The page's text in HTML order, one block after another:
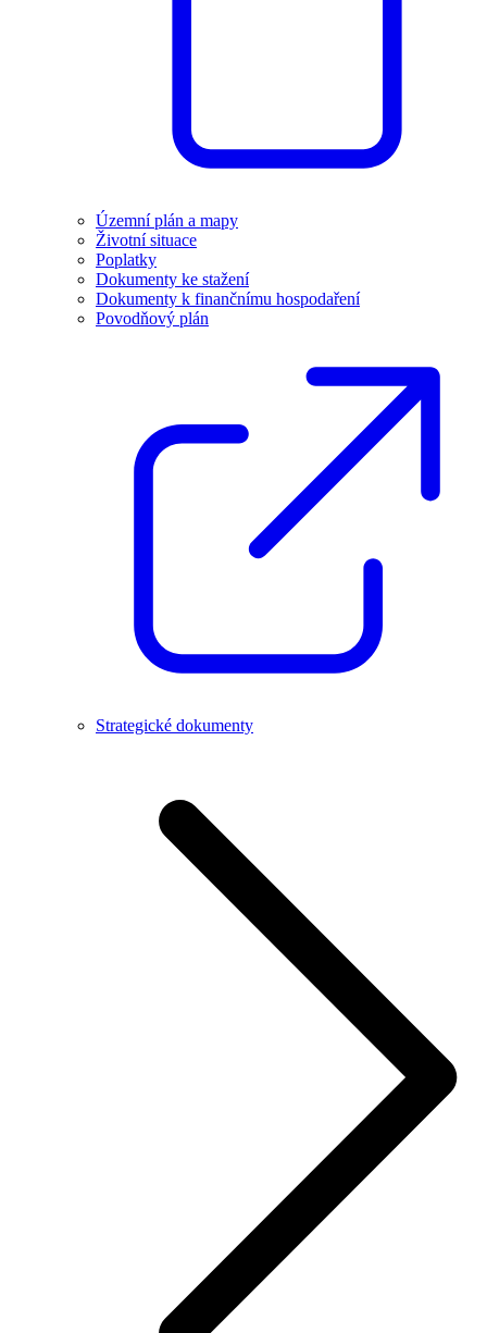
Územní plán a mapy
Životní situace
Poplatky
Dokumenty ke stažení
Dokumenty k finančnímu hospodaření
Povodňový plán
Strategické dokumenty